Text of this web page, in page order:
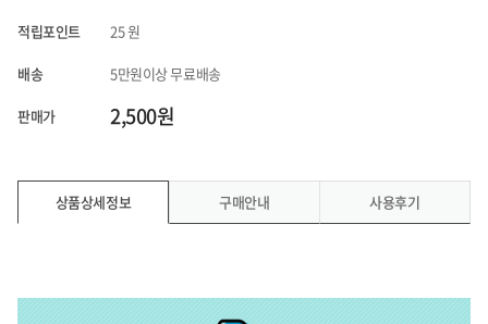
적립포인트 25원
배송 5만원이상 무료배송
판매가 2,500원
상품상세정보 구매안내 사용후기